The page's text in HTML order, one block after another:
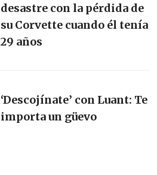
desastre con la pérdida de
su Corvette cuando él tenía
29 años
‘Descojínate’ con Luant: Te
importa un güevo